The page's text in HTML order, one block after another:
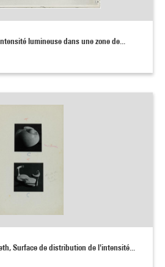
lumineuse dans une zone de...
Surface de distribution de l'intensité...